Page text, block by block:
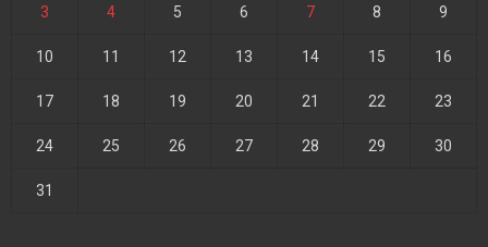
3 4 5 6 7 8 9
10 11 12 13 14 15 16
17 18 19 20 21 22 23
24 25 26 27 28 29 30
31